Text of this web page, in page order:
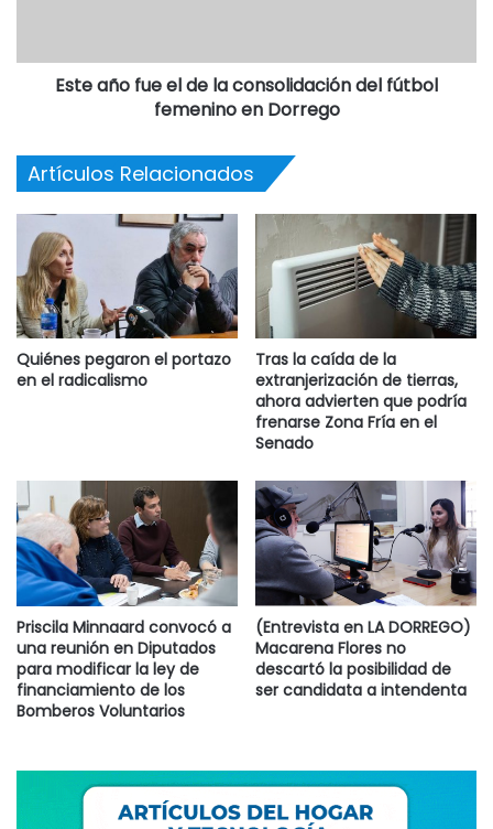
“El CIIE Coronel Dorrego es un organismo provincial de
formación y reflexión académica, que tiene como
el aprendizaje, estimulando la reflexión sobre las prácticas
pedagógicas”, completaron los concejales.
Este año fue el de la consolidación del fútbol
femenino en Dorrego
Artículos Relacionados
Quiénes pegaron el portazo
en el radicalismo
Tras la caída de la
extranjerización de tierras,
ahora advierten que podría
frenarse Zona Fría en el
Senado
Priscila Minnaard convocó a
una reunión en Diputados
para modificar la ley de
financiamiento de los
Bomberos Voluntarios
(Entrevista en LA DORREGO)
Macarena Flores no
descartó la posibilidad de
ser candidata a intendenta